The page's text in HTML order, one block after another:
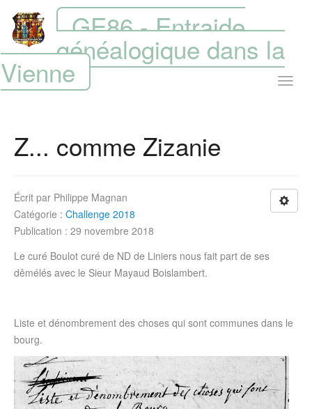
GE86 - Entraide
généalogique dans la
Vienne
Z... comme Zizanie
Écrit par Philippe Magnan
Catégorie : Challenge 2018
Publication : 29 novembre 2018
Le curé Boulot curé de ND de Liniers nous fait part de ses
dêmélés avec le Sieur Mayaud Boislambert.
Liste et dénombrement des choses qui sont communes dans le
bourg.